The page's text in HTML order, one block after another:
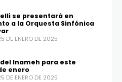
Instagram
se presentará en
a la Orquesta Sinfónica
DE ENERO DE 2025
Inameh para este
enero
DE ENERO DE 2025